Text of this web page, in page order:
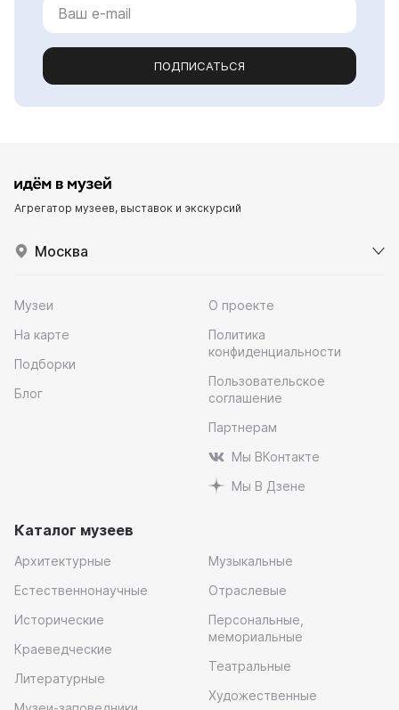
ПОДПИСАТЬСЯ
Агрегатор музеев, выставок и экскурсий
Москва
Музеи
На карте
Подборки
Блог
О проекте
Политика
конфиденциальности
Пользовательское
соглашение
Партнерам
Мы ВКонтакте
Мы В Дзене
Каталог музеев
Архитектурные
Естественнонаучные
Исторические
Краеведческие
Литературные
Музыкальные
Отраслевые
Персональные,
мемориальные
Театральные
Художественные